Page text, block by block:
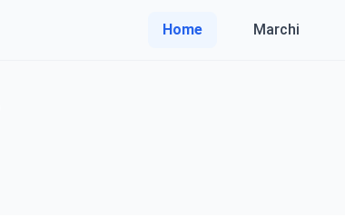
Home Marchi